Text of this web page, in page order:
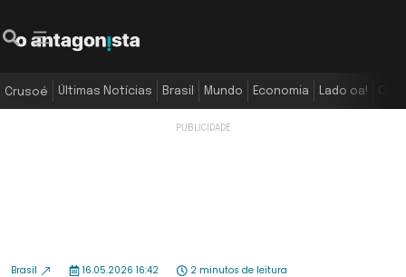
Crusoé Últimas Notícias Brasil Mundo Economia Lado oa!
Brasil 16.05.2026 16:42 2 minutos de leitura